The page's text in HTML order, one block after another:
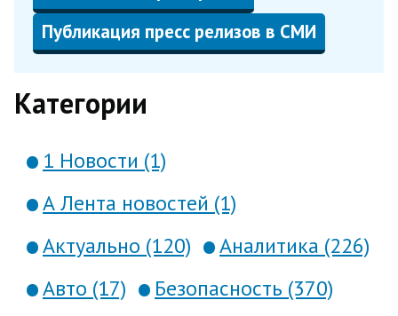
Публикация пресс релизов в СМИ
Категории
1 Новости (1)
А Лента новостей (1)
Актуально (120)
Аналитика (226)
Авто (17)
Безопасность (370)